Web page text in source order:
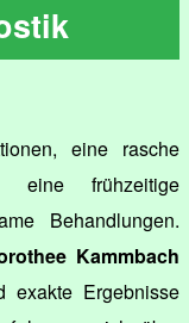
eine rasche
eine frühzeitige
Behandlungen.
Kammbach
exakte Ergebnisse